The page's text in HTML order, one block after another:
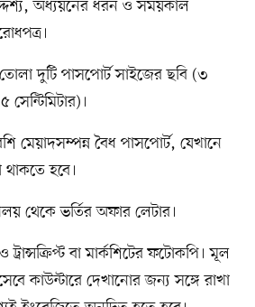
অধ্যয়নের ধরন ও সময়কাল
দুটি পাসপোর্ট সাইজের ছবি (৩
মেয়াদসম্পন্ন বৈধ পাসপোর্ট, যেখানে
থাকতে হবে।
থেকে ভর্তির অফার লেটার।
বা মার্কশিটের ফটোকপি। মূল
কাউন্টারে দেখানোর জন্য সঙ্গে রাখা